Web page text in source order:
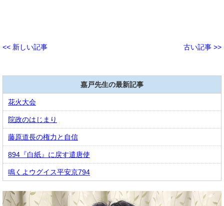
古い記事 >>
<< 新しい記事
嘉戸先生の最新記事
花火大会
院政のはじまり
藤原道長の権力と自信
894『白紙』に戻す遣唐使
鳴くよウグイス平安京794